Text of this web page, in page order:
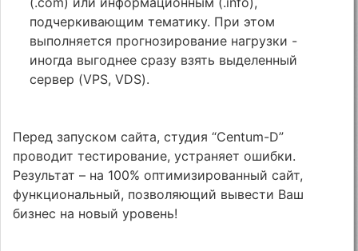
подчеркивающим тематику. При этом
выполняется прогнозирование нагрузки -
иногда выгоднее сразу взять выделенный
сервер (VPS, VDS).
Перед запуском сайта, студия “Centum-D”
проводит тестирование, устраняет ошибки.
Результат – на 100% оптимизированный сайт,
функциональный, позволяющий вывести Ваш
бизнес на новый уровень!